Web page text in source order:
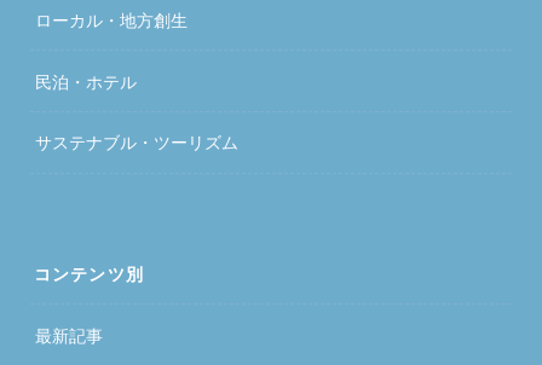
ローカル・地方創生
民泊・ホテル
サステナブル・ツーリズム
コンテンツ別
最新記事